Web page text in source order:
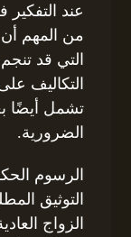
عند
من المهم أن
التي قد
التكاليف
تشمل أيضًا
الضرورية.
الرسوم
التوثيق
الزواج